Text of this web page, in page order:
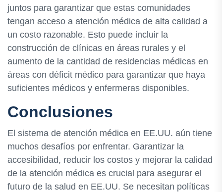
juntos para garantizar que estas comunidades
tengan acceso a atención médica de alta calidad a
un costo razonable. Esto puede incluir la
construcción de clínicas en áreas rurales y el
aumento de la cantidad de residencias médicas en
áreas con déficit médico para garantizar que haya
suficientes médicos y enfermeras disponibles.
Conclusiones
El sistema de atención médica en EE.UU. aún tiene
muchos desafíos por enfrentar. Garantizar la
accesibilidad, reducir los costos y mejorar la calidad
de la atención médica es crucial para asegurar el
futuro de la salud en EE.UU. Se necesitan políticas